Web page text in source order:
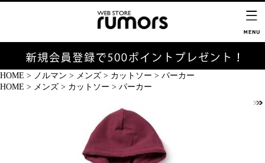
HOME > ノルマン > メンズ > カットソー > パーカー
HOME > メンズ > カットソー > パーカー